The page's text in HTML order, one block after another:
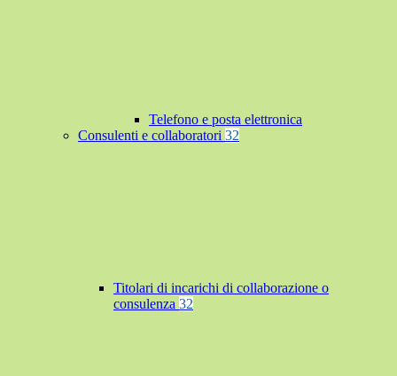
Telefono e posta elettronica
Consulenti e collaboratori 32
Titolari di incarichi di collaborazione o
consulenza 32